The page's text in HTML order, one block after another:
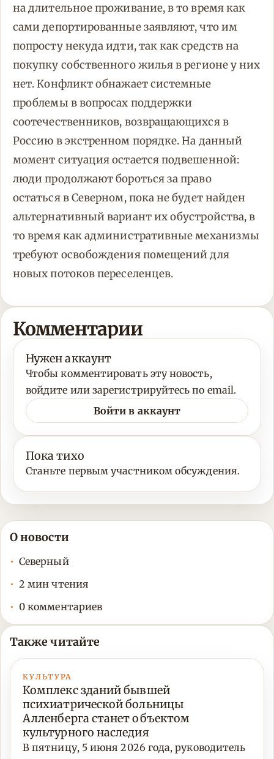
на длительное проживание, в то время как
сами депортированные заявляют, что им
попросту некуда идти, так как средств на
покупку собственного жилья в регионе у них
нет. Конфликт обнажает системные
проблемы в вопросах поддержки
соотечественников, возвращающихся в
Россию в экстренном порядке. На данный
момент ситуация остается подвешенной:
люди продолжают бороться за право
остаться в Северном, пока не будет найден
альтернативный вариант их обустройства, в
то время как административные механизмы
требуют освобождения помещений для
новых потоков переселенцев.
Комментарии
Нужен аккаунт
Чтобы комментировать эту новость,
войдите или зарегистрируйтесь по email.
Войти в аккаунт
Пока тихо
Станьте первым участником обсуждения.
О новости
Северный
2 мин чтения
0 комментариев
Также читайте
КУЛЬТУРА
Комплекс зданий бывшей
психиатрической больницы
Алленберга станет объектом
культурного наследия
В пятницу, 5 июня 2026 года, руководитель